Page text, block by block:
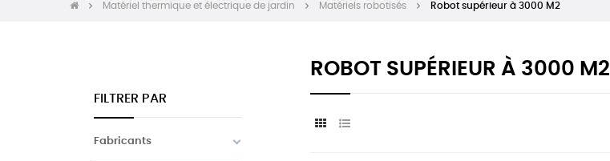
Matériel thermique et électrique de jardin Matériels robotisés Robot supérieur à 3000 M2
FILTRER PAR
Fabricants
ROBOT SUPÉRIEUR À 3000 M2